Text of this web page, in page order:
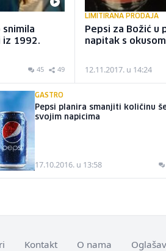
iz 1992.
45 49
LIMITIRANA PRODAJA
Pepsi za Božić u
napitak s
12.11.2017. u 14:24
GASTRO
Pepsi planira smanjiti količinu
svojim napicima
17.10.2016. u 13:58
Kontakt O nama